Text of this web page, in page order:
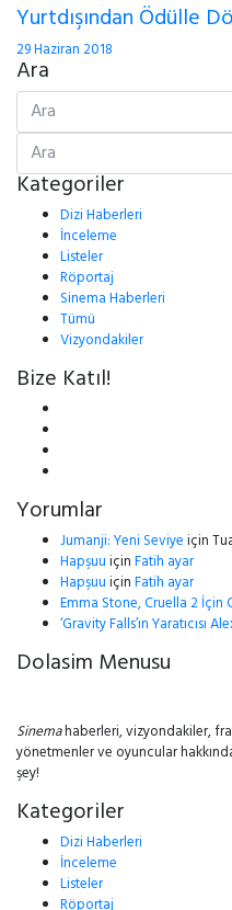
Yurtdışından Ödülle
29 Haziran 2018
Ara
Kategoriler
Dizi Haberleri
İnceleme
Listeler
Röportaj
Sinema Haberleri
Tümü
Vizyondakiler
Bize Katıl!
Yorumlar
Jumanji: Yeni Seviyeiçin
HapşuuiçinFatih ayar
HapşuuiçinFatih ayar
Emma Stone, Cruella 2 İçin
‘Gravity Falls’ın Yaratıcısı
Dolasim Menusu
Sinemahaberleri, vizyondakiler,
yönetmenler ve oyuncular
şey!
Kategoriler
Dizi Haberleri
İnceleme
Listeler
Röportaj